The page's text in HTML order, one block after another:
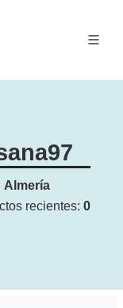
Almería
recientes: 0